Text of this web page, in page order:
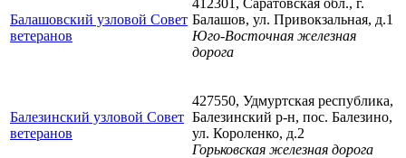
Балашовский узловой Совет
ветеранов
Балашов, ул. Привокзальная, д.1
Юго-Восточная железная
дорога
Балезинский узловой Совет
ветеранов
427550, Удмуртская республика,
Балезинский р-н, пос. Балезино,
ул. Короленко, д.2
Горьковская железная дорога